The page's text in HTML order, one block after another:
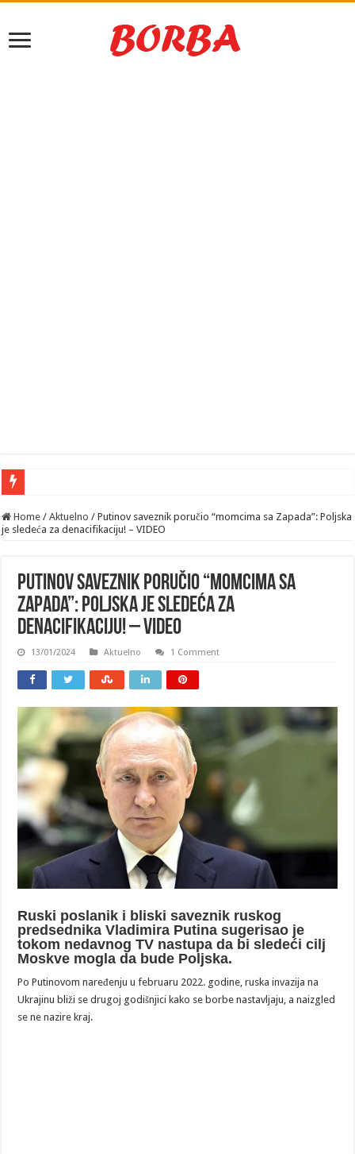
Home / Aktuelno / Putinov saveznik poručio “momcima sa Zapada”: Poljska
je sledeća za denacifikaciju! – VIDEO
Putinov saveznik poručio “momcima sa
Zapada”: Poljska je sledeća za
denacifikaciju! – VIDEO
13/01/2024 Aktuelno 1 Comment
Ruski poslanik i bliski saveznik ruskog
predsednika Vladimira Putina sugerisao je
tokom nedavnog TV nastupa da bi sledeći cilj
Moskve mogla da bude Poljska.
Po Putinovom naređenju u februaru 2022. godine, ruska invazija na
Ukrajinu bliži se drugoj godišnjici kako se borbe nastavljaju, a naizgled
se ne nazire kraj.